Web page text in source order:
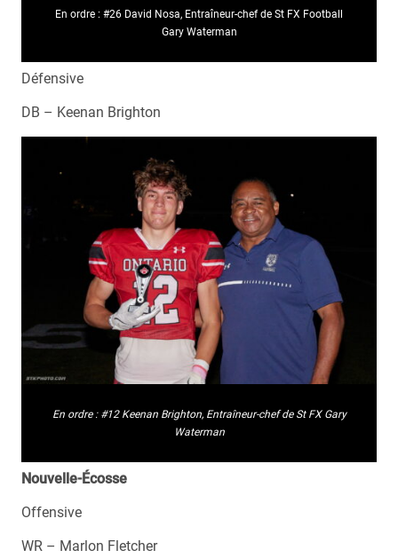
En ordre : #26 David Nosa, Entraîneur-chef de St FX Football
Gary Waterman
Défensive
DB – Keenan Brighton
En ordre : #12 Keenan Brighton, Entraîneur-chef de St FX Gary
Waterman
Nouvelle-Écosse
Offensive
WR – Marlon Fletcher